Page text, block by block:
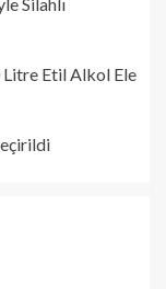
Litre Etil Alkol Ele